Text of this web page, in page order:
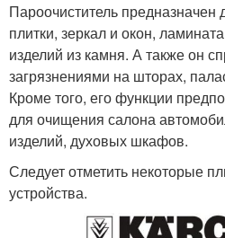
Пароочиститель предназначен
плитки, зеркал и окон,
изделий из камня. А также он
загрязнениями на шторах,
Кроме того, его функции
для очищения салона
изделий, духовых шкафов.
Следует отметить некоторые
устройства.